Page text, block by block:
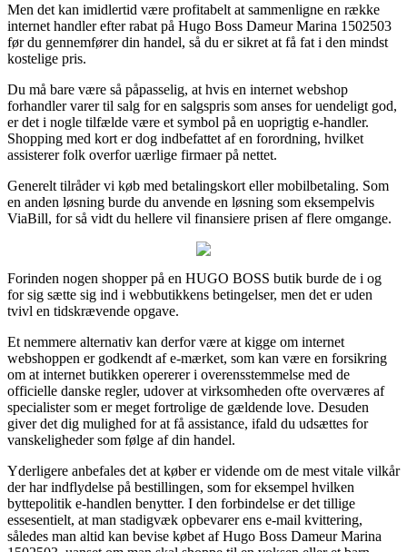
Men det kan imidlertid være profitabelt at sammenligne en række
internet handler efter rabat på Hugo Boss Dameur Marina 1502503
før du gennemfører din handel, så du er sikret at få fat i den mindst
kostelige pris.
Du må bare være så påpasselig, at hvis en internet webshop
forhandler varer til salg for en salgspris som anses for uendeligt god,
er det i nogle tilfælde være et symbol på en uoprigtig e-handler.
Shopping med kort er dog indbefattet af en forordning, hvilket
assisterer folk overfor uærlige firmaer på nettet.
Generelt tilråder vi køb med betalingskort eller mobilbetaling. Som
en anden løsning burde du anvende en løsning som eksempelvis
ViaBill, for så vidt du hellere vil finansiere prisen af flere omgange.
Forinden nogen shopper på en HUGO BOSS butik burde de i og
for sig sætte sig ind i webbutikkens betingelser, men det er uden
tvivl en tidskrævende opgave.
Et nemmere alternativ kan derfor være at kigge om internet
webshoppen er godkendt af e-mærket, som kan være en forsikring
om at internet butikken opererer i overensstemmelse med de
officielle danske regler, udover at virksomheden ofte overværes af
specialister som er meget fortrolige de gældende love. Desuden
giver det dig mulighed for at få assistance, ifald du udsættes for
vanskeligheder som følge af din handel.
Yderligere anbefales det at køber er vidende om de mest vitale vilkår
der har indflydelse på bestillingen, som for eksempel hvilken
byttepolitik e-handlen benytter. I den forbindelse er det tillige
essesentielt, at man stadigvæk opbevarer ens e-mail kvittering,
således man altid kan bevise købet af Hugo Boss Dameur Marina